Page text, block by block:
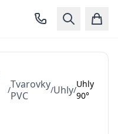
/Tvarovky
PVC
/Uhly/
Uhly
90°